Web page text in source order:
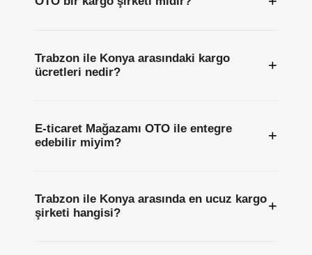
Trabzon ile Konya arasındaki kargo
ücretleri nedir?
+
E-ticaret Mağazamı OTO ile entegre
edebilir miyim?
+
Trabzon ile Konya arasında en ucuz kargo
şirketi hangisi?
+